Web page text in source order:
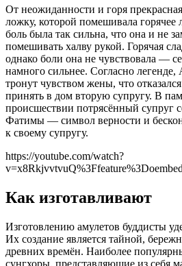
От неожиданности и горя
ложку, которой помешивала горячее
боль была так сильна, что она и не
помешивать халву рукой. Горячая
однако боли она не чувствовала —
намного сильнее. Согласно
тронут чувством жены, что
принять в дом вторую супругу. В
происшествии потрясённый супруг
Фатимы — символ верности и
к своему супругу.
https://youtube.com/watch?
Как изготавливают
Изготовлению амулетов буддисты
Их создание является тайной,
древних времён. Наиболее